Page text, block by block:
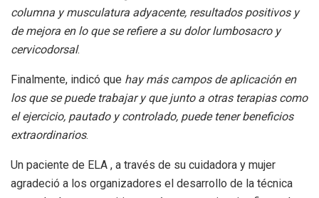
columna y musculatura adyacente, resultados positivos y
de mejora en lo que se refiere a su dolor lumbosacro y
cervicodorsal.
Finalmente, indicó que hay más campos de aplicación en
los que se puede trabajar y que junto a otras terapias como
el ejercicio, pautado y controlado, puede tener beneficios
extraordinarios.
Un paciente de ELA , a través de su cuidadora y mujer
agradeció a los organizadores el desarrollo de la técnica